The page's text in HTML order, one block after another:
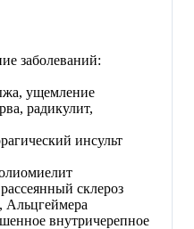
заболеваний:
ущемление
радикулит,
инсульт
склероз
Альцгеймера
внутричерепное